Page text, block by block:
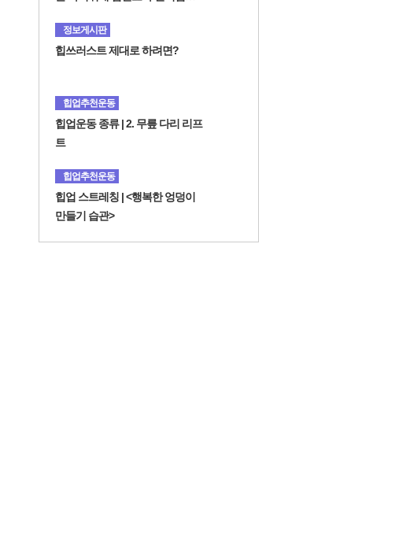
정보게시판
힙쓰러스트 제대로 하려면?
힙업추천운동
힙업운동 종류 | 2. 무릎 다리 리프
트
힙업추천운동
힙업 스트레칭 | <행복한 엉덩이
만들기 습관>